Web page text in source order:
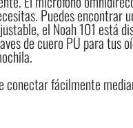
Puedes encontrar
el Noah 101 está
de cuero PU para tus
conectar fácilmente